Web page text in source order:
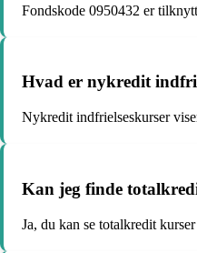
Fondskode 0950432 er
Hvad er nykredit
Nykredit indfrielseskurser
Kan jeg finde
Ja, du kan se totalkredit